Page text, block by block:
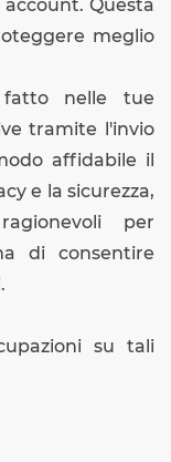
Questa
meglio
nelle tue
tramite l'invio
affidabile il
e la sicurezza,
per
di consentire
su tali